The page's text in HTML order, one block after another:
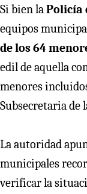
Si bien laPolicía
equipos
de los 64
edil de aquella
menores
Subsecretaria de
La autoridad
municipales
verificar la